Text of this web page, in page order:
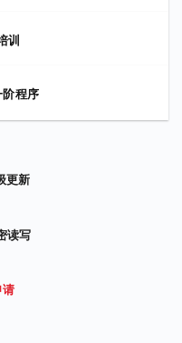
训
阶程序
更新
读写
请